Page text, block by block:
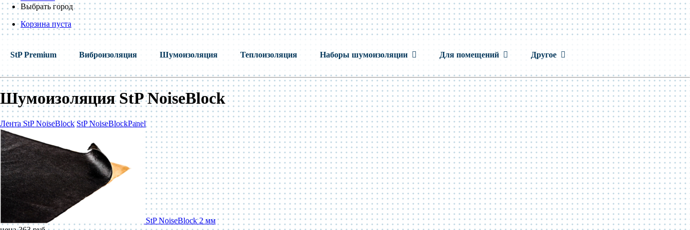
Выбрать город
Корзина пуста
StP Premium Виброизоляция Шумоизоляция Теплоизоляция Наборы шумоизоляции Для помещений Другое
Шумоизоляция StP NoiseBlock
Лента StP NoiseBlock StP NoiseBlockPanel
StP NoiseBlock 2 мм